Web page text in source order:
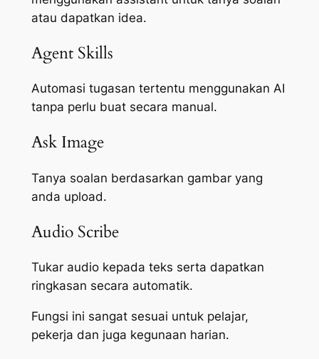
atau dapatkan idea.
Agent Skills
Automasi tugasan tertentu menggunakan AI
tanpa perlu buat secara manual.
Ask Image
Tanya soalan berdasarkan gambar yang
anda upload.
Audio Scribe
Tukar audio kepada teks serta dapatkan
ringkasan secara automatik.
Fungsi ini sangat sesuai untuk pelajar,
pekerja dan juga kegunaan harian.